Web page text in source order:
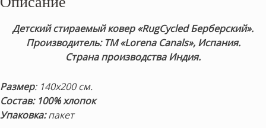
Детский стираемый ковер «RugCycled Берберский».
Производитель: ТМ «Lorena Canals», Испания.
Страна производства Индия.
Размер: 140х200 см.
Состав: 100% хлопок
Упаковка:пакет